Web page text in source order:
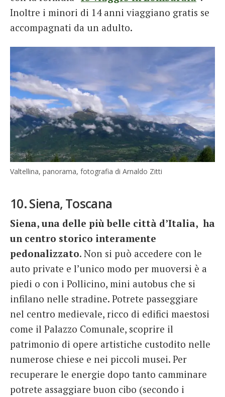
Inoltre i minori di 14 anni viaggiano gratis se
accompagnati da un adulto.
Valtellina, panorama, fotografia di Arnaldo Zitti
10. Siena, Toscana
Siena, una delle più belle città d’Italia, ha
un centro storico interamente
pedonalizzato. Non si può accedere con le
auto private e l’unico modo per muoversi è a
piedi o con i Pollicino, mini autobus che si
infilano nelle stradine. Potrete passeggiare
nel centro medievale, ricco di edifici maestosi
come il Palazzo Comunale, scoprire il
patrimonio di opere artistiche custodito nelle
numerose chiese e nei piccoli musei. Per
recuperare le energie dopo tanto camminare
potrete assaggiare buon cibo (secondo i